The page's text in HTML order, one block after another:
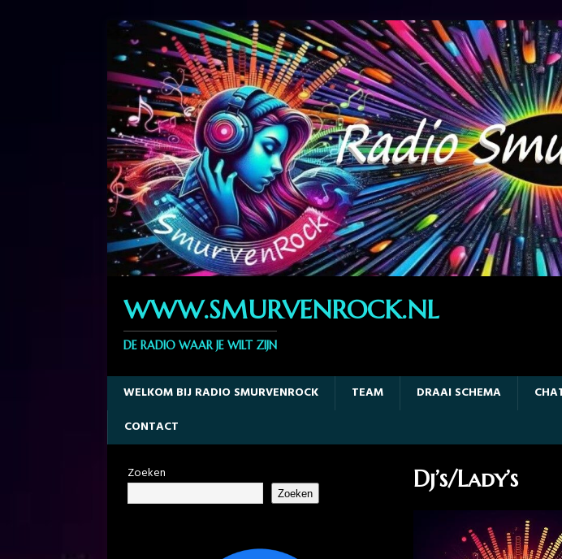
WWW.SMURVENROCK.NL
DE RADIO WAAR JE WILT ZIJN
WELKOM BIJ RADIO SMURVENROCK TEAM DRAAI SCHEMA
CONTACT
Dj’s/Lady’s
Zoeken
Zoeken